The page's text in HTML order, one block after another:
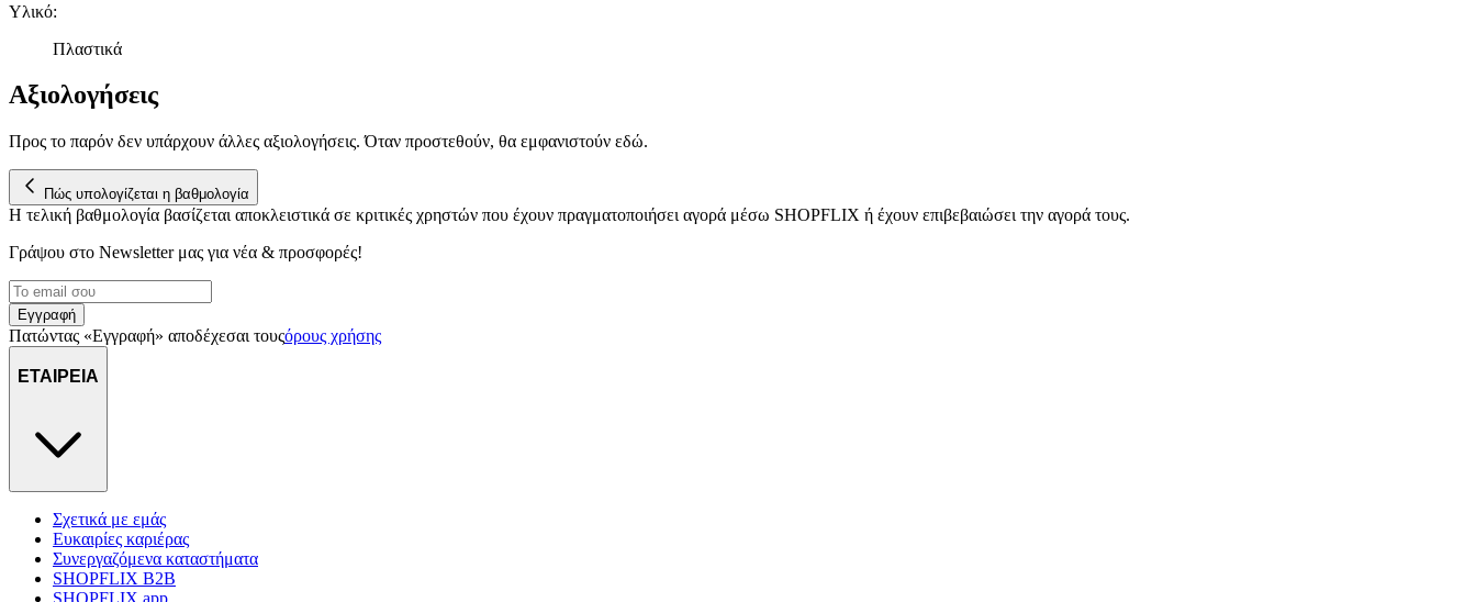
Υλικό:
Πλαστικά
Αξιολογήσεις
Προς το παρόν δεν υπάρχουν άλλες αξιολογήσεις. Όταν προστεθούν, θα εμφανιστούν εδώ.
Πώς υπολογίζεται η βαθμολογία
Η τελική βαθμολογία βασίζεται αποκλειστικά σε κριτικές χρηστών που έχουν πραγματοποιήσει αγορά μέσω SHOPFLIX ή έχουν επιβεβαιώσει την αγορά τους.
Γράψου στο Νewsletter μας για νέα & προσφορές!
Εγγραφή
Πατώντας «Εγγραφή» αποδέχεσαι τουςόρους χρήσης
ΕΤΑΙΡΕΙΑ
Σχετικά με εμάς
Ευκαιρίες καριέρας
Συνεργαζόμενα καταστήματα
SHOPFLIX B2B
SHOPFLIX app